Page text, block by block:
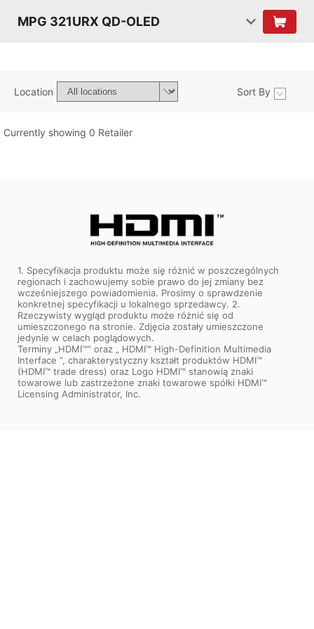
MPG 321URX QD-OLED
Location Sort By
Currently showing 0 Retailer
1. Specyfikacja produktu może się różnić w poszczególnych
regionach i zachowujemy sobie prawo do jej zmiany bez
wcześniejszego powiadomienia. Prosimy o sprawdzenie
konkretnej specyfikacji u lokalnego sprzedawcy. 2.
Rzeczywisty wygląd produktu może różnić się od
umieszczonego na stronie. Zdjęcia zostały umieszczone
jedynie w celach poglądowych.
Terminy „HDMI™” oraz „ HDMI™ High-Definition Multimedia
Interface ”, charakterystyczny kształt produktów HDMI™
(HDMI™ trade dress) oraz Logo HDMI™ stanowią znaki
towarowe lub zastrzeżone znaki towarowe spółki HDMI™
Licensing Administrator, Inc.